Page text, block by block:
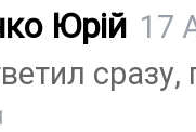
Юрій 17